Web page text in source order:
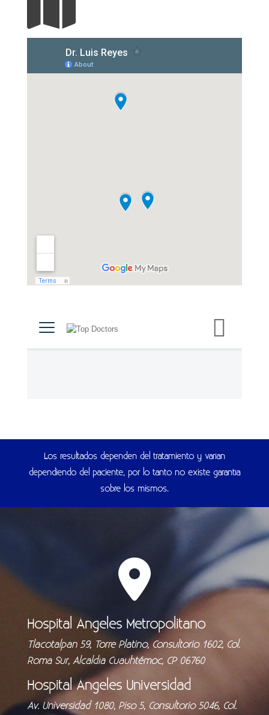
Los resultados dependen del tratamiento y varían
dependiendo del paciente, por lo tanto no existe garantía
sobre los mismos.
Hospital Ángeles Metropolitano
Tlacotalpan 59, Torre Platino, Consultorio 1602, Col.
Roma Sur, Alcaldía Cuauhtémoc, CP 06760
Hospital Ángeles Universidad
Av. Universidad 1080, Piso 5, Consultorio 5046, Col.